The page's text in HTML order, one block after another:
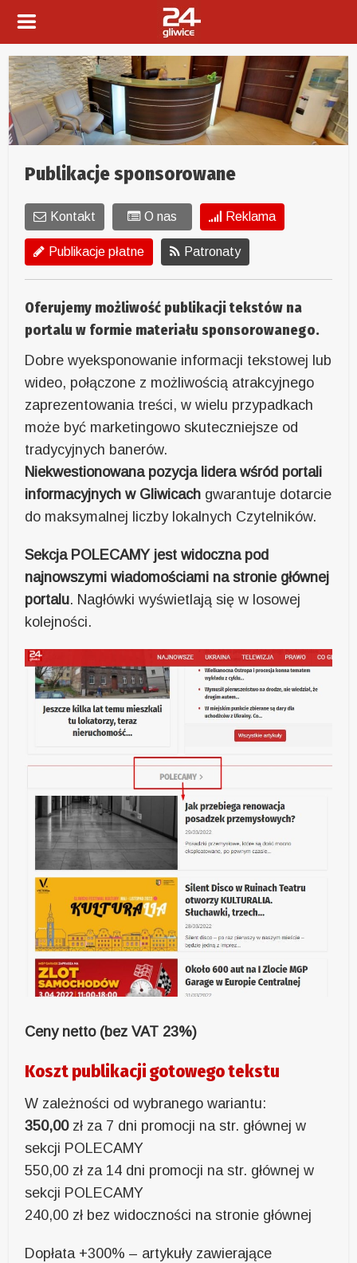
Publikacje sponsorowane
Kontakt O nas Reklama
Publikacje płatne Patronaty
Oferujemy możliwość publikacji tekstów na
portalu w formie materiału sponsorowanego.
Dobre wyeksponowanie informacji tekstowej lub
wideo, połączone z możliwością atrakcyjnego
zaprezentowania treści, w wielu przypadkach
może być marketingowo skuteczniejsze od
tradycyjnych banerów.
Niekwestionowana pozycja lidera wśród portali
informacyjnych w Gliwicach gwarantuje dotarcie
do maksymalnej liczby lokalnych Czytelników.
Sekcja POLECAMY jest widoczna pod
najnowszymi wiadomościami na stronie głównej
portalu. Nagłówki wyświetlają się w losowej
kolejności.
Ceny netto (bez VAT 23%)
Koszt publikacji gotowego tekstu
W zależności od wybranego wariantu:
350,00zł za 7 dni promocji na str. głównej w
sekcji POLECAMY
550,00 zł za 14 dni promocji na str. głównej w
sekcji POLECAMY
240,00 zł bez widoczności na stronie głównej
Dopłata +300% – artykuły zawierające